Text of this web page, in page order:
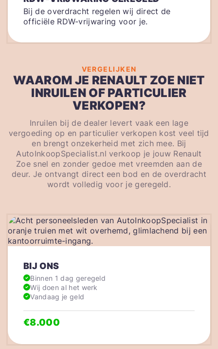
Bij de overdracht regelen wij direct de
officiële RDW-vrijwaring voor je.
VERGELIJKEN
WAAROM JE RENAULT ZOE NIET
INRUILEN OF PARTICULIER
VERKOPEN?
Inruilen bij de dealer levert vaak een lage
vergoeding op en particulier verkopen kost veel tijd
en brengt onzekerheid met zich mee. Bij
AutoInkoopSpecialist.nl verkoop je jouw Renault
Zoe snel en zonder gedoe met vreemden aan de
deur. Je ontvangt direct een bod en de overdracht
wordt volledig voor je geregeld.
BIJ ONS
Binnen 1 dag geregeld
Wij doen al het werk
Vandaag je geld
€8.000